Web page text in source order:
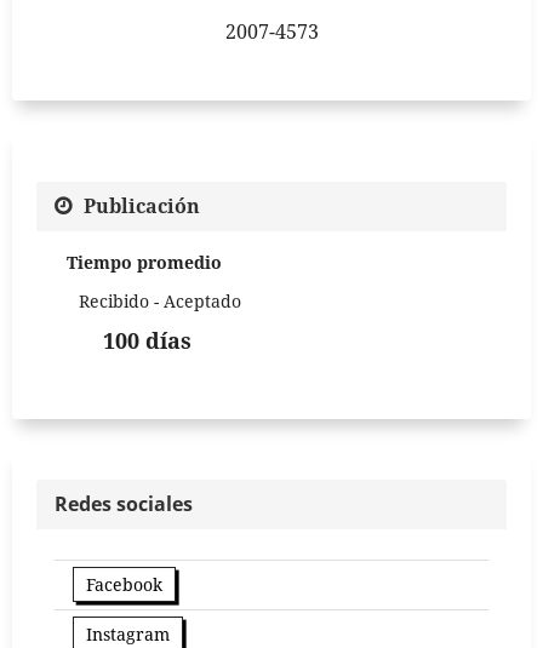
2007-4573
Publicación
Tiempo promedio
Recibido - Aceptado
100 días
Redes sociales
Facebook
Instagram